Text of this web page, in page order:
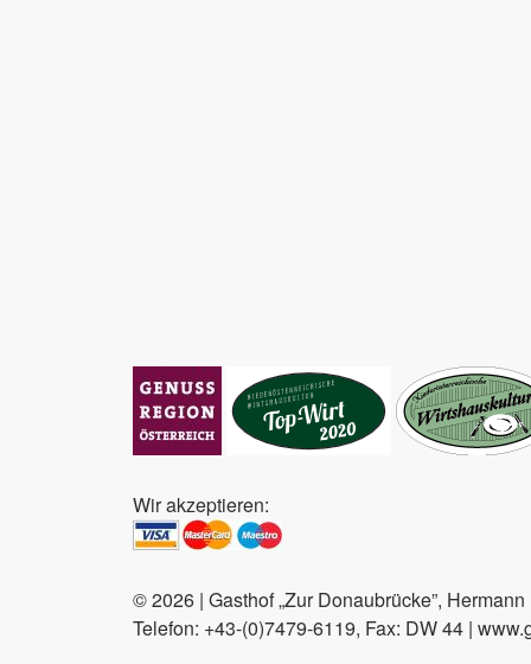
Wir akzeptieren:
© 2026 | Gasthof „Zur Donaubrücke”,
Telefon: +43-(0)7479-6119, Fax: DW 44 |